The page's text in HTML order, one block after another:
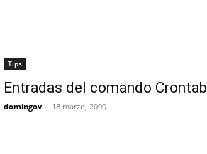
Tips
Entradas del comando Crontab
domingov - 18 marzo, 2009